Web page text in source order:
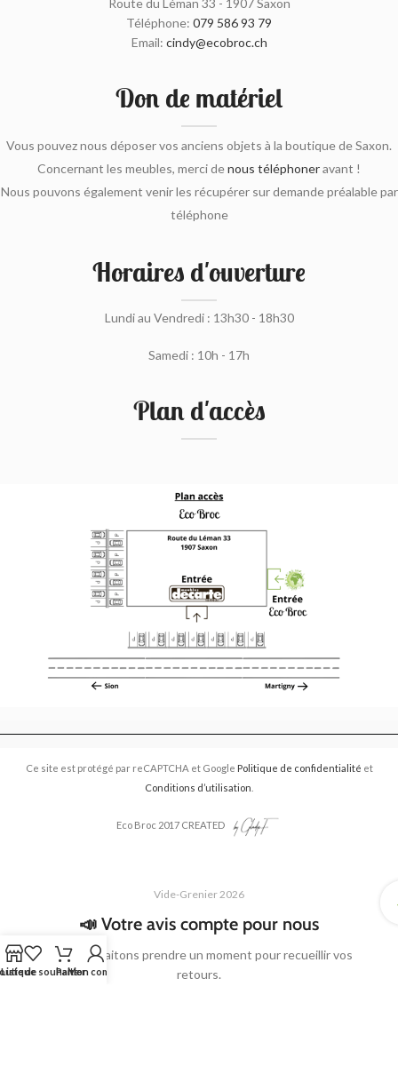
Téléphone: 079 586 93 79
Email: cindy@ecobroc.ch
Don de matériel
Vous pouvez nous déposer vos anciens objets à la boutique de Saxon.
Concernant les meubles, merci denous téléphoneravant !
Nous pouvons également venir les récupérer sur demande préalable par
téléphone
Horaires d'ouverture
Lundi au Vendredi : 13h30 - 18h30
Samedi : 10h - 17h
Plan d'accès
Ce site est protégé par reCAPTCHA et Google Politique de confidentialité et
Conditions d’utilisation
Eco Broc 2017 CREATED
Vide-Grenier 2026
📣 Votre avis compte pour nous
Nous souhaitons prendre un moment pour recueillir vos
retours.
Liste de souhaits
Panier
Mon compte